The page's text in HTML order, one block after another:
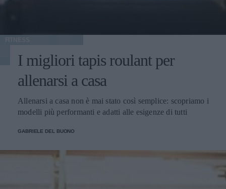
I migliori tapis roulant per
allenarsi a casa
Allenarsi a casa non è mai stato così semplice: scopriamo i
modelli più performanti e adatti alle esigenze di tutti
GABRIELE DEL BUONO